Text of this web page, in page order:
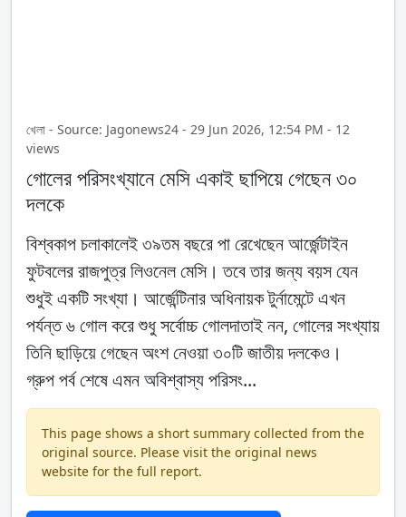
খেলা - Source: Jagonews24 - 29 Jun 2026, 12:54 PM - 12
views
গোলের পরিসংখ্যানে মেসি একাই ছাপিয়ে গেছেন ৩০
দলকে
বিশ্বকাপ চলাকালেই ৩৯তম বছরে পা রেখেছেন আর্জেন্টাইন
ফুটবলের রাজপুত্র লিওনেল মেসি। তবে তার জন্য বয়স যেন
শুধুই একটি সংখ্যা। আর্জেন্টিনার অধিনায়ক টুর্নামেন্টে এখন
পর্যন্ত ৬ গোল করে শুধু সর্বোচ্চ গোলদাতাই নন, গোলের সংখ্যায়
তিনি ছাড়িয়ে গেছেন অংশ নেওয়া ৩০টি জাতীয় দলকেও।
গ্রুপ পর্ব শেষে এমন অবিশ্বাস্য পরিসং...
This page shows a short summary collected from the
original source. Please visit the original news
website for the full report.